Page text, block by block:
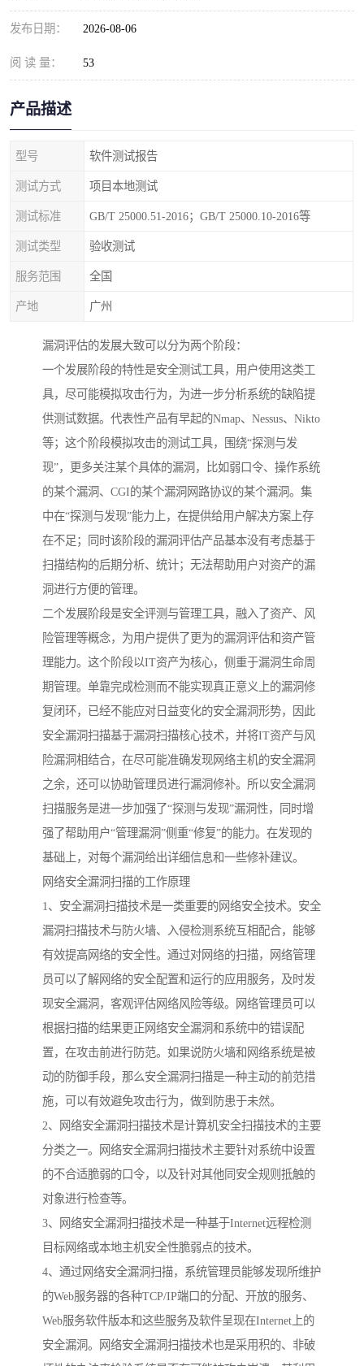
发布日期： 2026-08-06
阅 读 量： 53
产品描述
型号 软件测试报告
测试方式 项目本地测试
测试标准 GB/T 25000.51-2016；GB/T 25000.10-2016等
测试类型 验收测试
服务范围 全国
产地 广州
漏洞评估的发展大致可以分为两个阶段：
一个发展阶段的特性是安全测试工具，用户使用这类工
具，尽可能模拟攻击行为，为进一步分析系统的缺陷提
供测试数据。代表性产品有早起的Nmap、Nessus、Nikto
等；这个阶段模拟攻击的测试工具，围绕“探测与发
现”，更多关注某个具体的漏洞，比如弱口令、操作系统
的某个漏洞、CGI的某个漏洞网路协议的某个漏洞。集
中在“探测与发现”能力上，在提供给用户解决方案上存
在不足；同时该阶段的漏洞评估产品基本没有考虑基于
扫描结构的后期分析、统计；无法帮助用户对资产的漏
洞进行方便的管理。
二个发展阶段是安全评测与管理工具，融入了资产、风
险管理等概念，为用户提供了更为的漏洞评估和资产管
理能力。这个阶段以IT资产为核心，侧重于漏洞生命周
期管理。单靠完成检测而不能实现真正意义上的漏洞修
复闭环，已经不能应对日益变化的安全漏洞形势，因此
安全漏洞扫描基于漏洞扫描核心技术，并将IT资产与风
险漏洞相结合，在尽可能准确发现网络主机的安全漏洞
之余，还可以协助管理员进行漏洞修补。所以安全漏洞
扫描服务是进一步加强了“探测与发现”漏洞性，同时增
强了帮助用户“管理漏洞”侧重“修复”的能力。在发现的
基础上，对每个漏洞给出详细信息和一些修补建议。
网络安全漏洞扫描的工作原理
1、安全漏洞扫描技术是一类重要的网络安全技术。安全
漏洞扫描技术与防火墙、入侵检测系统互相配合，能够
有效提高网络的安全性。通过对网络的扫描，网络管理
员可以了解网络的安全配置和运行的应用服务，及时发
现安全漏洞，客观评估网络风险等级。网络管理员可以
根据扫描的结果更正网络安全漏洞和系统中的错误配
置，在攻击前进行防范。如果说防火墙和网络系统是被
动的防御手段，那么安全漏洞扫描是一种主动的前范措
施，可以有效避免攻击行为，做到防患于未然。
2、网络安全漏洞扫描技术是计算机安全扫描技术的主要
分类之一。网络安全漏洞扫描技术主要针对系统中设置
的不合适脆弱的口令，以及针对其他同安全规则抵触的
对象进行检查等。
3、网络安全漏洞扫描技术是一种基于Internet远程检测
目标网络或本地主机安全性脆弱点的技术。
4、通过网络安全漏洞扫描，系统管理员能够发现所维护
的Web服务器的各种TCP/IP端口的分配、开放的服务、
Web服务软件版本和这些服务及软件呈现在Internet上的
安全漏洞。网络安全漏洞扫描技术也是采用积的、非破